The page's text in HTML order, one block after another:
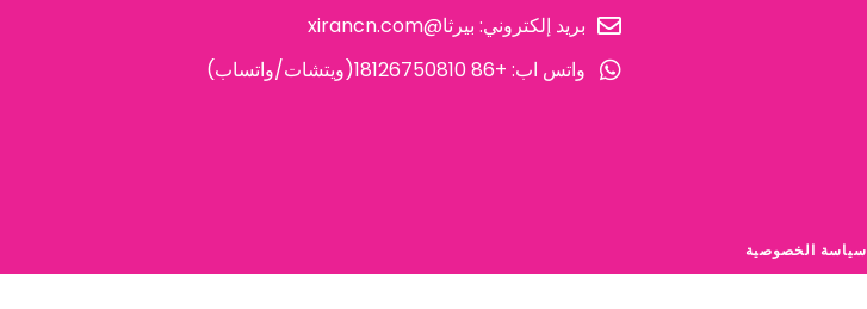
بريد إلكتروني: بيرثا@xirancn.com
واتس اب: +86 18126750810(ويتشات/واتساب)
سياسة الخصوصية